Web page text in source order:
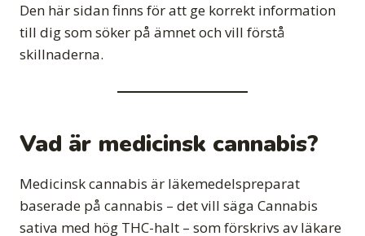
Den här sidan finns för att ge korrekt information
till dig som söker på ämnet och vill förstå
skillnaderna.
Vad är medicinsk cannabis?
Medicinsk cannabis är läkemedelspreparat
baserade på cannabis – det vill säga Cannabis
sativa med hög THC-halt – som förskrivs av läkare